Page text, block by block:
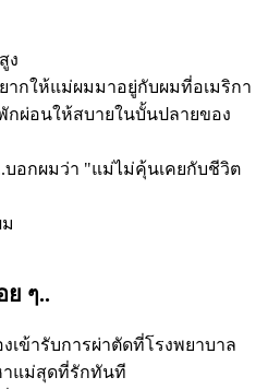
ง
ากให้แม่ผมมาอยู่กับผมที่อเมริกา
กผ่อนให้สบายในบั้นปลายของ
อกผมว่า "แม่ไม่คุ้นเคยกับชีวิต
ย ๆ..
เข้ารับการผ่าตัดที่โรงพยาบาล
าแม่สุดที่รักทันที